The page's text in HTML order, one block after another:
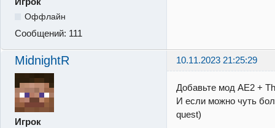
Оффлайн
Сообщений: 111
MidnightR 10.11.2023 21:25:29
Игрок
Добавьте мод AE2 +
И если можно чуть
quest)